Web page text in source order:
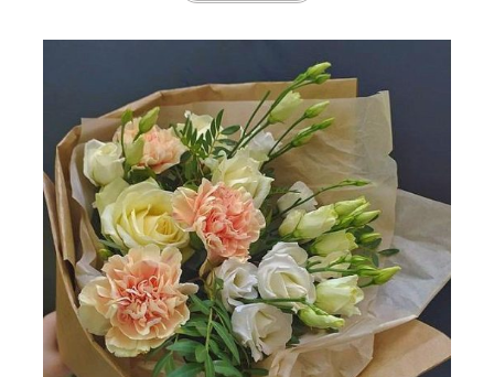
A
változatok
a
termékoldalon
választhatók
ki